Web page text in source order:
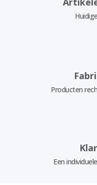
Producten
Een